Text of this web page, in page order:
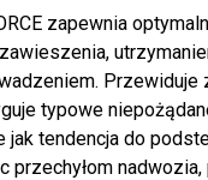
zapewnia
Przewiduje
typowe
jak tendencja do
przechyłom